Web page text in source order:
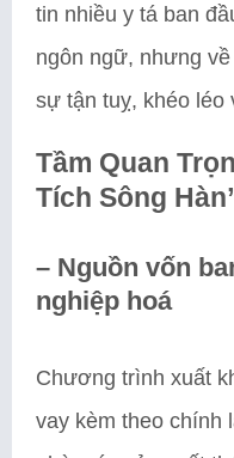
tin nhiều y tá ban
ngôn ngữ, nhưng
sự tận tuỵ, khéo léo
Tầm Quan
Tích Sông
– Nguồn vốn
nghiệp hoá
Chương trình xuất
vay kèm theo chính